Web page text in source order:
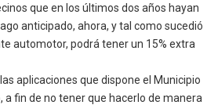
que en los últimos dos años hayan
anticipado, ahora, y tal como sucedió
automotor, podrá tener un 15% extra
aplicaciones que dispone el Municipio
fin de no tener que hacerlo de manera